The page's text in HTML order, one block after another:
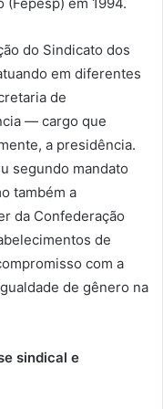
do Sindicato dos
em diferentes
de
— cargo que
a presidência.
segundo mandato
também a
da Confederação
de
com a
de gênero na
sindical e